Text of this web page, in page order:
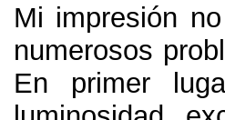
Mi impresión
numerosos
En primer